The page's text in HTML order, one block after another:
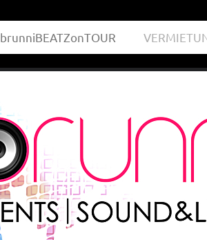
brunniBEATZonTOUR